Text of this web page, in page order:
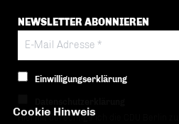
NEWSLETTER ABONNIEREN
Einwilligungserklärung
Hiermit berechtige ich die CDU Berlin
Cookie Hinweis